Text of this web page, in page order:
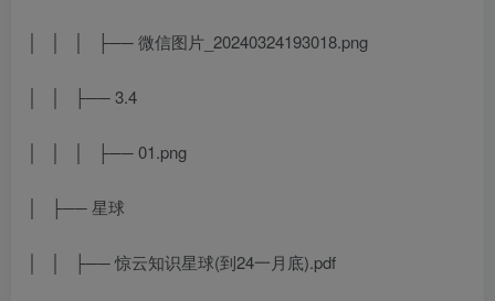
│ │ │ ├── 微信图片_20240324193018.png
│ │ ├── 3.4
│ │ │ ├── 01.png
│ ├── 星球
│ │ ├── 惊云知识星球(到24一月底).pdf